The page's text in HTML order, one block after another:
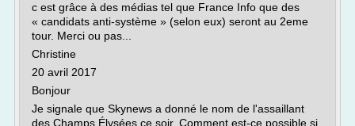
c est grâce à des médias tel que France Info que des
« candidats anti-système » (selon eux) seront au 2eme
tour. Merci ou pas...
Christine
20 avril 2017
Bonjour
Je signale que Skynews a donné le nom de l'assaillant
des Champs Élysées ce soir. Comment est-ce possible si